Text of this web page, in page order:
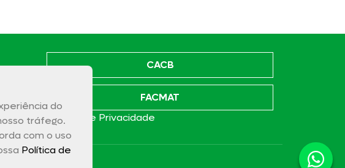
CEP:
CACB
FACMAT
Política de Privacidade
– ACES
do
tráfego.
com o uso
Política de